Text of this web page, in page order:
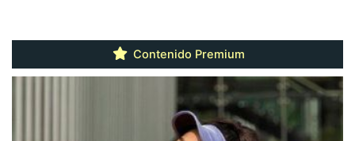
Contenido Premium